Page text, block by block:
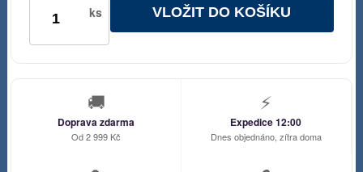
ks VLOŽIT DO KOŠÍKU
🚚
Doprava zdarma
Od 2 999 Kč
⚡
Expedice 12:00
Dnes objednáno, zítra doma